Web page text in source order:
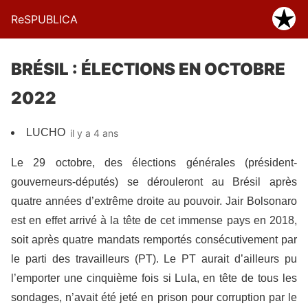
ReSPUBLICA
BRÉSIL : ÉLECTIONS EN OCTOBRE
2022
LUCHO il y a 4 ans
Le 29 octobre, des élections générales (président-
gouverneurs-députés) se dérouleront au Brésil après
quatre années d’extrême droite au pouvoir. Jair Bolsonaro
est en effet arrivé à la tête de cet immense pays en 2018,
soit après quatre mandats remportés consécutivement par
le parti des travailleurs (PT). Le PT aurait d’ailleurs pu
l’emporter une cinquième fois si Lula, en tête de tous les
sondages, n’avait été jeté en prison pour corruption par le